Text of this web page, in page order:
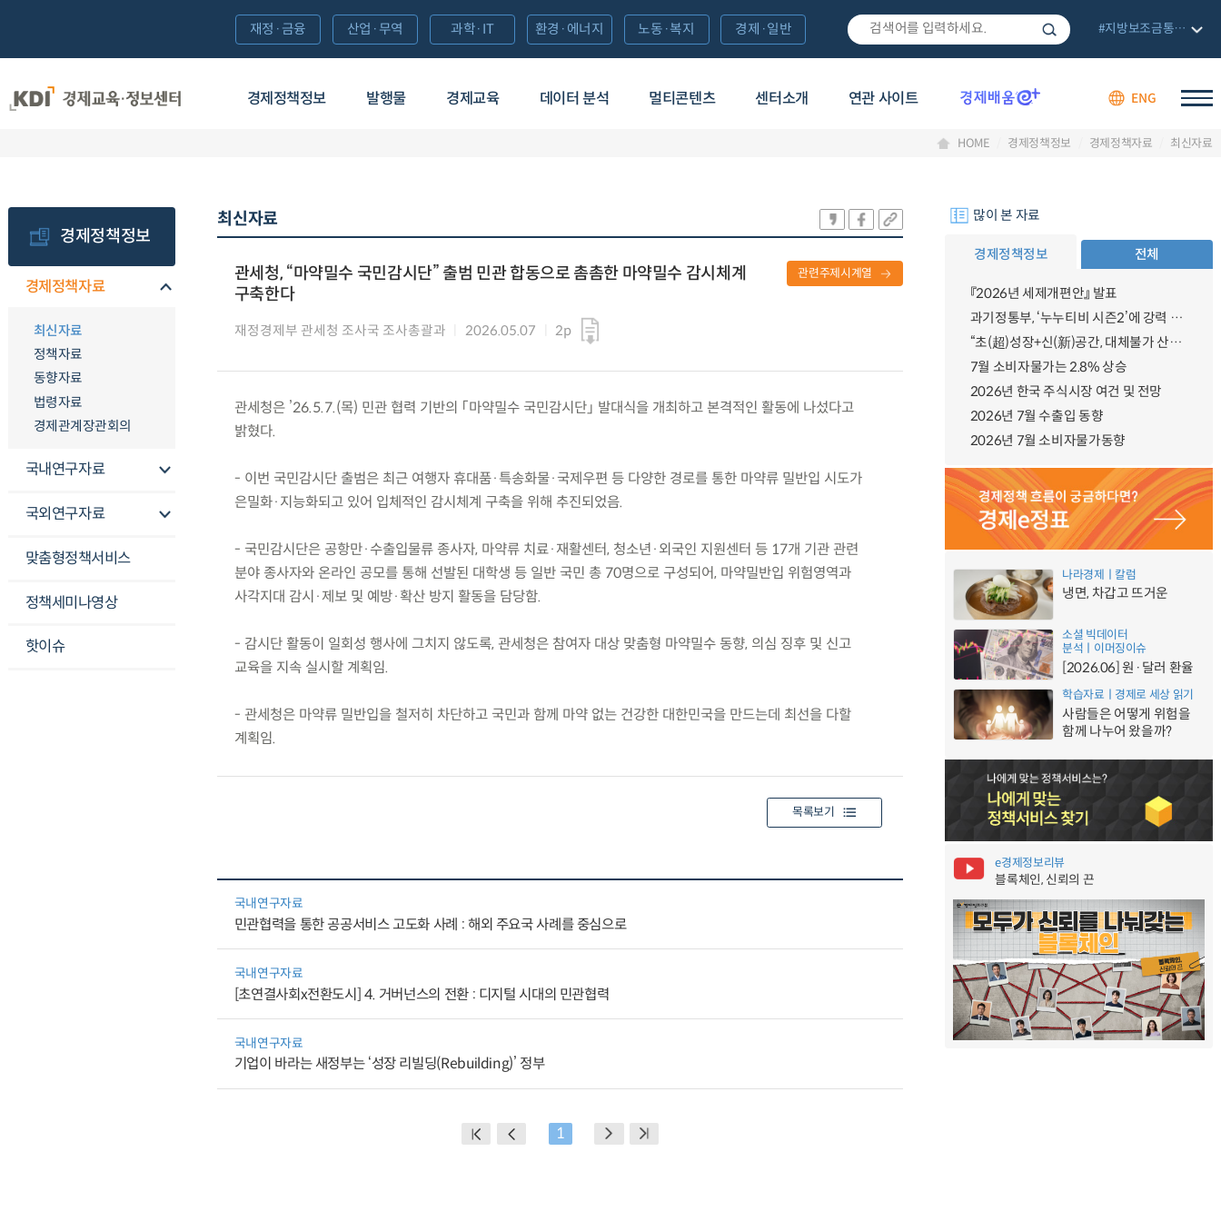
경제정책정보 발행물 경제교육 데이터 분석 멀티콘텐츠 센터소개 연관 사이트 ENG
재정·금융 산업·무역 과학·IT 환경·에너지 노동·복지 경제·일반 #지방보조금통합관리망
HOME 경제정책정보 경제정책자료 최신자료
경제정책정보
경제정책자료
최신자료
정책자료
동향자료
법령자료
경제관계장관회의
국내연구자료
국외연구자료
맞춤형정책서비스
정책세미나영상
핫이슈
최신자료
관세청, “마약밀수 국민감시단” 출범 민관 합동으로 촘촘한 마약밀수 감시체계
구축한다
재정경제부 관세청 조사국 조사총괄과 2026.05.07 2p
관련주제시계열
관세청은 ’26.5.7.(목) 민관 협력 기반의 「마약밀수 국민감시단」 발대식을 개최하고 본격적인 활동에 나섰다고
밝혔다.
- 이번 국민감시단 출범은 최근 여행자 휴대품·특송화물·국제우편 등 다양한 경로를 통한 마약류 밀반입 시도가
은밀화·지능화되고 있어 입체적인 감시체계 구축을 위해 추진되었음.
- 국민감시단은 공항만·수출입물류 종사자, 마약류 치료·재활센터, 청소년·외국인 지원센터 등 17개 기관 관련
분야 종사자와 온라인 공모를 통해 선발된 대학생 등 일반 국민 총 70명으로 구성되어, 마약밀반입 위험영역과
사각지대 감시·제보 및 예방·확산 방지 활동을 담당함.
- 감시단 활동이 일회성 행사에 그치지 않도록, 관세청은 참여자 대상 맞춤형 마약밀수 동향, 의심 징후 및 신고
교육을 지속 실시할 계획임.
- 관세청은 마약류 밀반입을 철저히 차단하고 국민과 함께 마약 없는 건강한 대한민국을 만드는데 최선을 다할
계획임.
목록보기
국내연구자료
민관협력을 통한 공공서비스 고도화 사례 : 해외 주요국 사례를 중심으로
국내연구자료
[초연결사회x전환도시] 4. 거버넌스의 전환 : 디지털 시대의 민관협력
국내연구자료
기업이 바라는 새정부는 ‘성장 리빌딩(Rebuilding)’ 정부
1
많이 본 자료
경제정책정보 전체
『2026년 세제개편안』 발표
과기정통부, ‘누누티비 시즌2’에 강력 대응 의지 밝혀
“초(超)성장+신(新)공간, 대체불가 산업강국”
7월 소비자물가는 2.8% 상승
2026년 한국 주식시장 여건 및 전망
2026년 7월 수출입 동향
2026년 7월 소비자물가동향
나라경제ㅣ칼럼
냉면, 차갑고 뜨거운
소셜 빅데이터
분석ㅣ이머징이슈
[2026.06] 원·달러 환율
학습자료ㅣ경제로 세상 읽기
사람들은 어떻게 위험을
함께 나누어 왔을까?
e경제정보리뷰
블록체인, 신뢰의 끈